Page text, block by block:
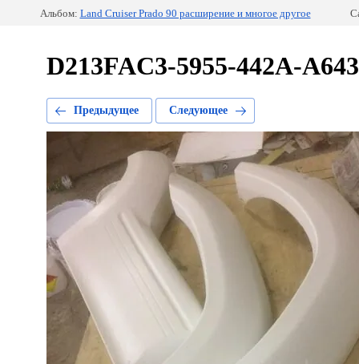
Альбом: Land Cruiser Prado 90 расширение и многое другое
D213FAC3-5955-442A-
Предыдущее Следующее